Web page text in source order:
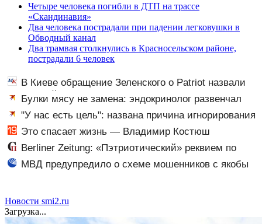
Четыре человека погибли в ДТП на трассе
«Скандинавия»
Два человека пострадали при падении легковушки в
Обводный канал
Два трамвая столкнулись в Красносельском районе,
пострадали 6 человек
В Киеве обращение Зеленского о Patriot назвали
«комедией»
Булки мясу не замена: эндокринолог развенчал
один из набирающих популярность мифов о питании
"У нас есть цель": названа причина игнорирования
Западом терроризма Киева
Это спасает жизнь — Владимир Костюш
обратился к населению Хакасии
Berliner Zeitung: «Пэтриотический» реквием по
Украине Трампом сыгран по нотам Путина
МВД предупредило о схеме мошенников с якобы
Новости smi2.ru
Загрузка...